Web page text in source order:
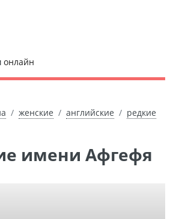
онлайн
женские английские
редкие
имени Афгефя